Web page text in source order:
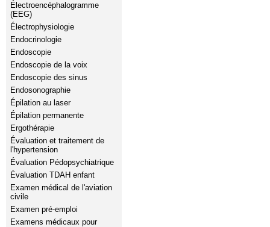
Électroencéphalogramme
(EEG)
Électrophysiologie
Endocrinologie
Endoscopie
Endoscopie de la voix
Endoscopie des sinus
Endosonographie
Épilation au laser
Épilation permanente
Ergothérapie
Évaluation et traitement de
l'hypertension
Évaluation Pédopsychiatrique
Évaluation TDAH enfant
Examen médical de l'aviation
civile
Examen pré-emploi
Examens médicaux pour